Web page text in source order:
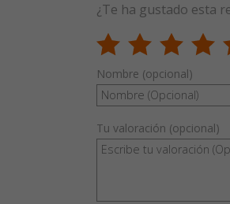
¿Te ha gustado esta
Nombre (opcional)
Tu valoración (opcional)